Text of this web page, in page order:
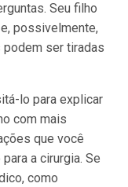
Seu filho
possivelmente,
podem ser tiradas
lo para explicar
com mais
que você
a cirurgia. Se
como